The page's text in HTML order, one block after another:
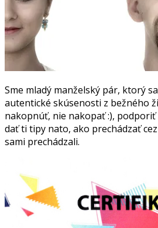
Sme mladý manželský pár, ktorý
autentické skúsenosti z bežného
nakopnúť, nie nakopať :),
dať ti tipy nato, ako prechádzať
sami prechádzali.